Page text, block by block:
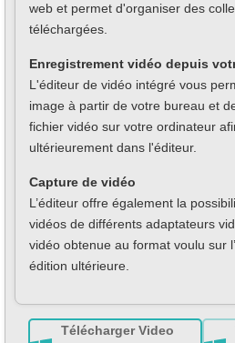
web et permet d'organiser des
téléchargées.
Enregistrement vidéo depuis
L'éditeur de vidéo intégré vous
image à partir de votre bureau et
fichier vidéo sur votre ordinateur
ultérieurement dans l'éditeur.
Capture de vidéo
L’éditeur offre également la
vidéos de différents adaptateurs
vidéo obtenue au format voulu sur
édition ultérieure.
Télécharger Video